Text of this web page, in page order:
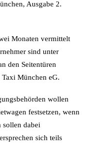
Ausgabe 2.
Monaten vermittelt
sind unter
den Seitentüren
München eG.
wollen
festsetzen, wenn
sollen dabei
sich teils